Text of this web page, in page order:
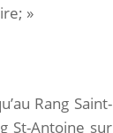
»
Rang Saint-
St-Antoine sur